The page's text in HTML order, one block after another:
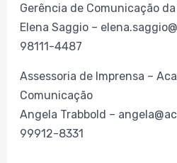
Gerência de Comunicação da
Elena Saggio –
98111-4487
Assessoria de Imprensa –
Comunicação
Angela Trabbold –
99912-8331